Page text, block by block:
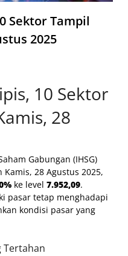
Sektor Tampil
2025
10 Sektor
28
Gabungan (IHSG)
28 Agustus 2025,
ke level 7.952,09.
pasar tetap menghadapi
kondisi pasar yang
Tertahan